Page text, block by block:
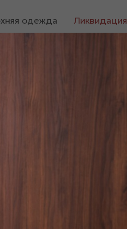
одежда Ликвидация